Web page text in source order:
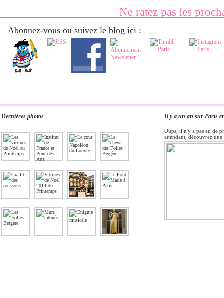
Ne ratez pas les
Abonnez-vous ou suivez le blog ici :
Dernières photos Il y a un an sur Paris
Oups, il n'y a pas eu de
attendant, découvrez